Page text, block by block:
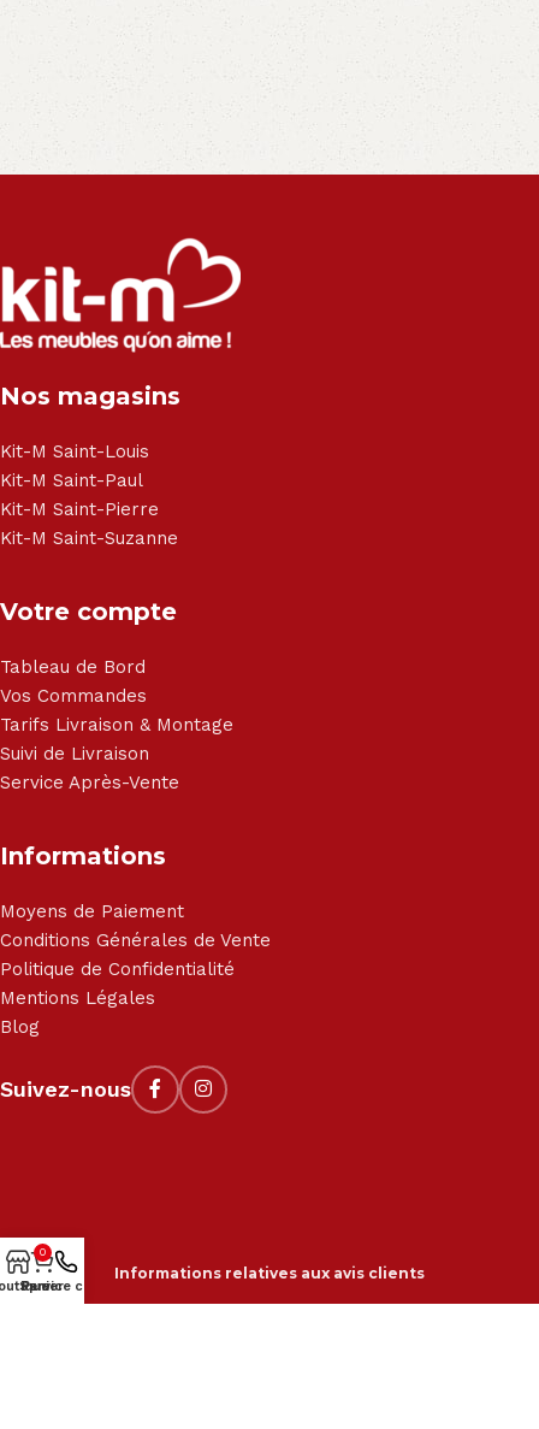
Nos magasins
Kit-M Saint-Louis
Kit-M Saint-Paul
Kit-M Saint-Pierre
Kit-M Saint-Suzanne
Votre compte
Tableau de Bord
Vos Commandes
Tarifs Livraison & Montage
Suivi de Livraison
Service Après-Vente
Informations
Moyens de Paiement
Conditions Générales de Vente
Politique de Confidentialité
Mentions Légales
Blog
Suivez-nous
Informations relatives aux avis clients
0
Panier
Service client